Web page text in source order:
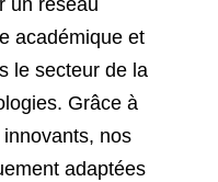
un réseau
académique et
le secteur de la
Grâce à
nos
adaptées